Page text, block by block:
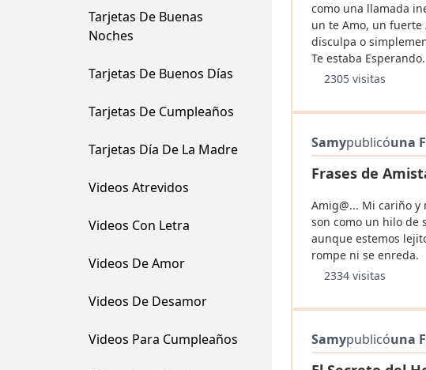
Tarjetas De Buenas
Noches
Tarjetas De Buenos Días
Tarjetas De Cumpleaños
Tarjetas Día De La Madre
Videos Atrevidos
Videos Con Letra
Videos De Amor
Videos De Desamor
Videos Para Cumpleaños
como una llamada
un te Amo, un fuerte
disculpa o
Te estaba Esperando.
2305 visitas
Samypublicóuna
Frases de
Amig@... Mi cariño y
son como un hilo de
aunque estemos
rompe ni se enreda.
2334 visitas
Samypublicóuna